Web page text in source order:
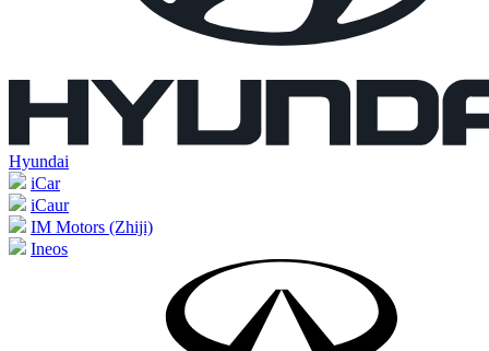
Hyundai
iCar
iCaur
IM Motors (Zhiji)
Ineos